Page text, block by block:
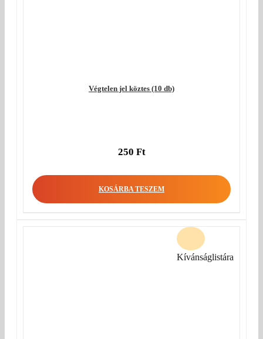
Végtelen jel köztes (10 db)
250 Ft
KOSÁRBA TESZEM
Kívánságlistára